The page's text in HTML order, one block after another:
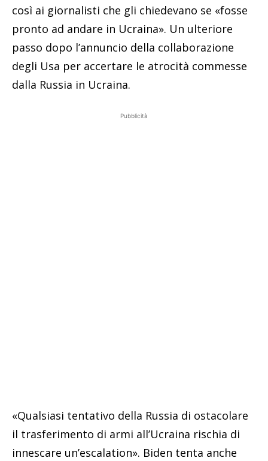
così ai giornalisti che gli chiedevano se «fosse
pronto ad andare in Ucraina». Un ulteriore
passo dopo l’annuncio della collaborazione
degli Usa per accertare le atrocità commesse
dalla Russia in Ucraina.
Pubblicità
«Qualsiasi tentativo della Russia di ostacolare
il trasferimento di armi all’Ucraina rischia di
innescare un’escalation». Biden tenta anche